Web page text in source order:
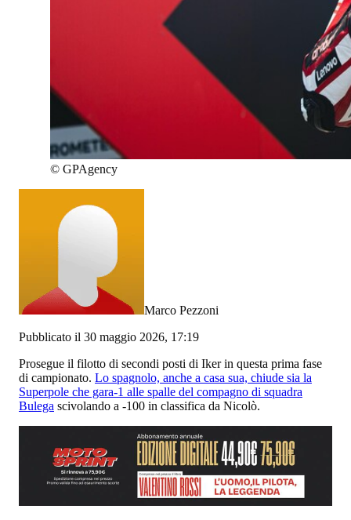
© GPAgency
Marco Pezzoni
Pubblicato il 30 maggio 2026, 17:19
Prosegue il filotto di secondi posti di Iker in questa prima fase
di campionato. Lo spagnolo, anche a casa sua, chiude sia la
Superpole che gara-1 alle spalle del compagno di squadra
Bulega scivolando a -100 in classifica da Nicolò.